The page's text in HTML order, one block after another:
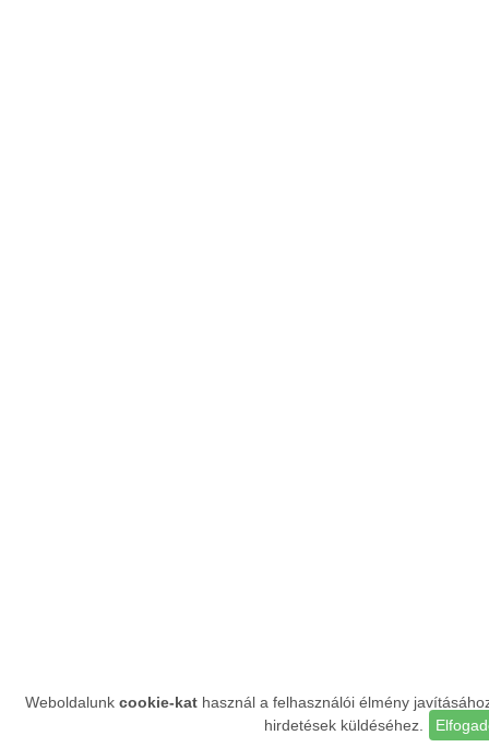
Weboldalunk cookie-kat használ a felhasználói élmény
hirdetések küldéséhez.